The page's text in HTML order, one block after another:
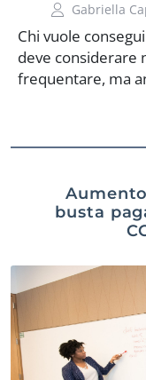
Gabriella
Chi vuole
deve considerare
frequentare, ma
busta